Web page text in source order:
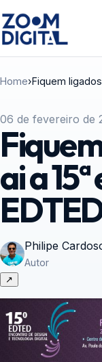
Home›Fiquem
06 de fevereiro de
ai a
Philipe
Autor
↗